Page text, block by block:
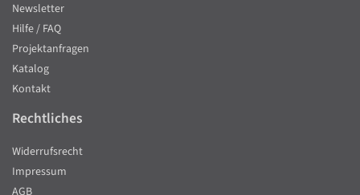
Newsletter
Hilfe / FAQ
Projektanfragen
Katalog
Kontakt
Rechtliches
Widerrufsrecht
Impressum